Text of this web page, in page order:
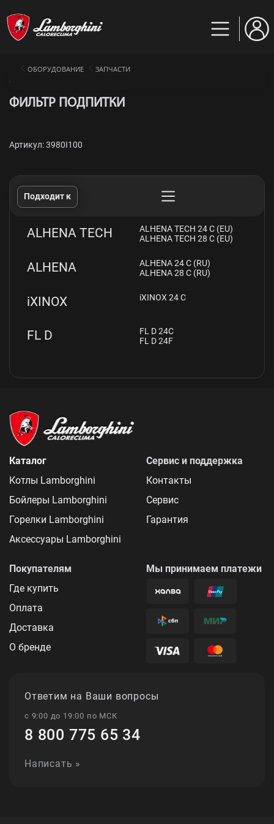
ОБОРУДОВАНИЕ ЗАПЧАСТИ
ФИЛЬТР ПОДПИТКИ
Артикул: 3980I100
Подходит к
ALHENA TECH
ALHENA TECH 24 C (EU)
ALHENA TECH 28 C (EU)
ALHENA
ALHENA 24 C (RU)
ALHENA 28 C (RU)
iXINOX iXINOX 24 C
FL D
FL D 24C
FL D 24F
Каталог
Котлы Lamborghini
Бойлеры Lamborghini
Горелки Lamborghini
Аксессуары Lamborghini
Сервис и поддержка
Контакты
Сервис
Гарантия
Покупателям
Где купить
Оплата
Доставка
О бренде
Мы принимаем платежи
Ответим на Ваши вопросы
с 9:00 до 19:00 по МСК
8 800 775 65 34
Написать »